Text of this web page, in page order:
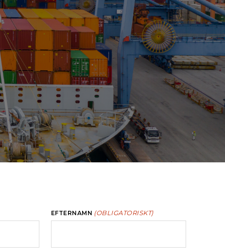
EFTERNAMN (OBLIGATORISKT)